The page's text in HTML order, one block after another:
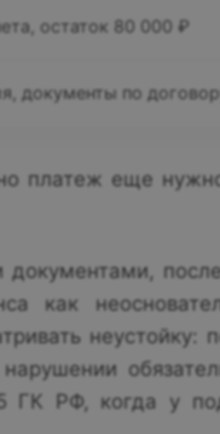
остаток 80 000 ₽
документы по
платеж еще
как
ГК РФ, когда у